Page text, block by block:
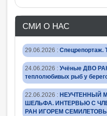
СМИ О НАС
29.06.2026 : Спецрепортаж.
24.06.2026 : Учёные ДВО
теплолюбивых рыб у
22.06.2026 : НЕУЧТЕННЫЙ
ШЕЛЬФА. ИНТЕРВЬЮ С
РАН ИГОРЕМ